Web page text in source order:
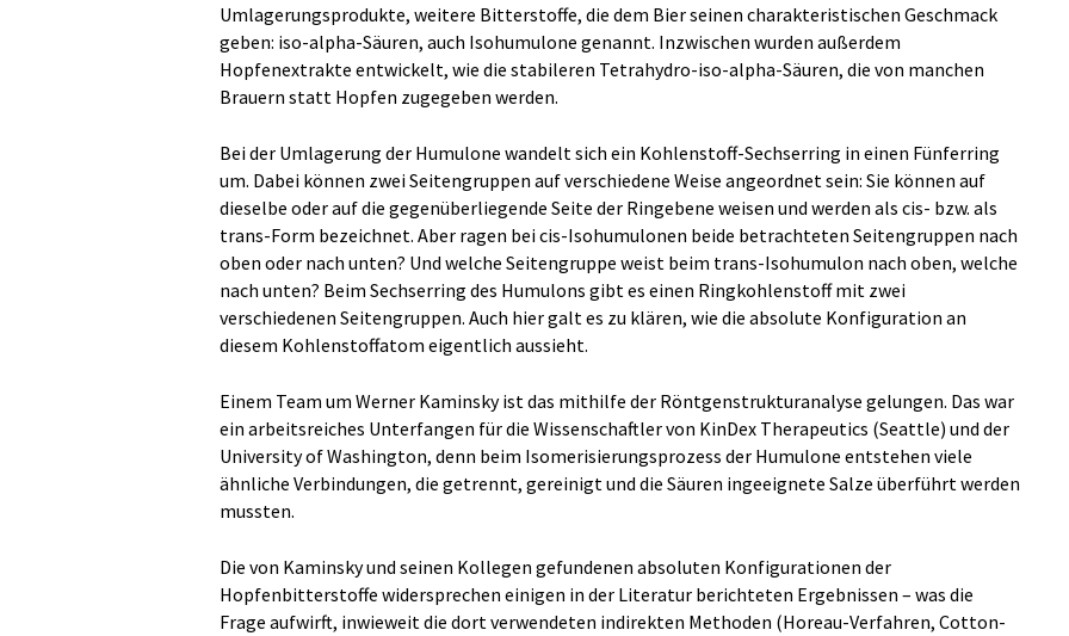
Umlagerungsprodukte, weitere Bitterstoffe, die dem Bier seinen charakteristischen Geschmack
geben: iso-alpha-Säuren, auch Isohumulone genannt. Inzwischen wurden außerdem
Hopfenextrakte entwickelt, wie die stabileren Tetrahydro-iso-alpha-Säuren, die von manchen
Brauern statt Hopfen zugegeben werden.
Bei der Umlagerung der Humulone wandelt sich ein Kohlenstoff-Sechserring in einen Fünferring
um. Dabei können zwei Seitengruppen auf verschiedene Weise angeordnet sein: Sie können auf
dieselbe oder auf die gegenüberliegende Seite der Ringebene weisen und werden als cis- bzw. als
trans-Form bezeichnet. Aber ragen bei cis-Isohumulonen beide betrachteten Seitengruppen nach
oben oder nach unten? Und welche Seitengruppe weist beim trans-Isohumulon nach oben, welche
nach unten? Beim Sechserring des Humulons gibt es einen Ringkohlenstoff mit zwei
verschiedenen Seitengruppen. Auch hier galt es zu klären, wie die absolute Konfiguration an
diesem Kohlenstoffatom eigentlich aussieht.
Einem Team um Werner Kaminsky ist das mithilfe der Röntgenstrukturanalyse gelungen. Das war
ein arbeitsreiches Unterfangen für die Wissenschaftler von KinDex Therapeutics (Seattle) und der
University of Washington, denn beim Isomerisierungsprozess der Humulone entstehen viele
ähnliche Verbindungen, die getrennt, gereinigt und die Säuren ingeeignete Salze überführt werden
mussten.
Die von Kaminsky und seinen Kollegen gefundenen absoluten Konfigurationen der
Hopfenbitterstoffe widersprechen einigen in der Literatur berichteten Ergebnissen – was die
Frage aufwirft, inwieweit die dort verwendeten indirekten Methoden (Horeau-Verfahren, Cotton-